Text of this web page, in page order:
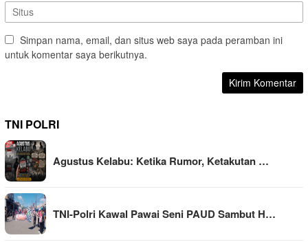
Simpan nama, email, dan situs web saya pada peramban ini
untuk komentar saya berikutnya.
TNI POLRI
Agustus Kelabu: Ketika Rumor, Ketakutan …
TNI-Polri Kawal Pawai Seni PAUD Sambut H…